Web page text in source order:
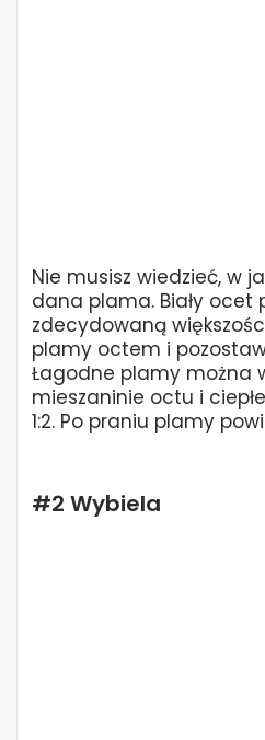
Nie musisz wiedzieć, w
dana plama. Biały ocet
zdecydowaną
plamy octem i
Łagodne plamy można
mieszaninie octu i
1:2. Po praniu plamy
#2 Wybiela